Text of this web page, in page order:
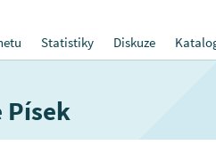
Statistiky Diskuze
Písek